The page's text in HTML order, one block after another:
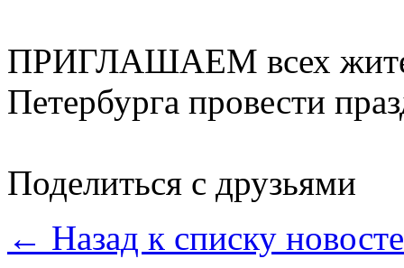
ПРИГЛАШАЕМ всех
Петербурга провести
Поделиться с друзьями
← Назад к списку